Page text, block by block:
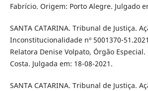
Fabrício. Origem: Porto Alegre. Julgado
SANTA CATARINA. Tribunal de Justiça.
Inconstitucionalidade nº 5001370-
Relatora Denise Volpato, Órgão
Costa. Julgada em: 18-08-2021.
SANTA CATARINA. Tribunal de Justiça.